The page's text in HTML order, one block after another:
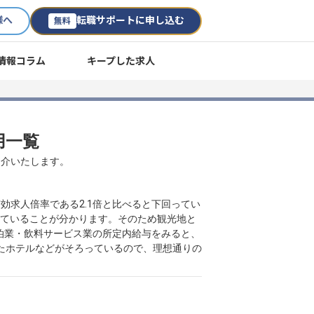
へ 無料 転職サポートに申し込む
報コラム キープした求人
一覧
いたします。
求人倍率である2.1倍と比べると下回ってい
いることが分かります。そのため観光地と
・飲料サービス業の所定内給与をみると、
テルなどがそろっているので、理想通りの